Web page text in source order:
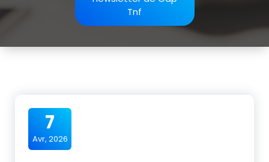
Tnf
7
Avr, 2026